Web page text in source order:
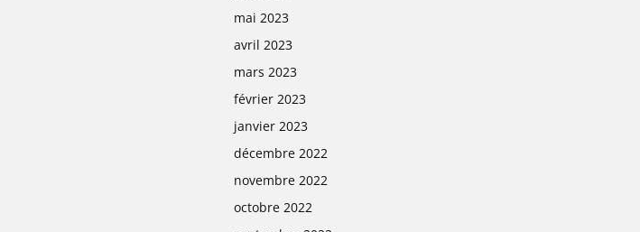
mai 2023
avril 2023
mars 2023
février 2023
janvier 2023
décembre 2022
novembre 2022
octobre 2022